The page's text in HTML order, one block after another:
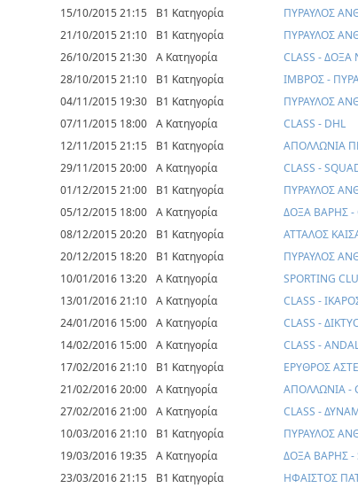
15/10/2015 21:15
Β1 Κατηγορία ΠΥΡΑΥΛΟΣ
21/10/2015 21:10
Β1 Κατηγορία ΠΥΡΑΥΛΟΣ
26/10/2015 21:30 Α Κατηγορία CLASS -
28/10/2015 21:10
Β1 Κατηγορία ΙΜΒΡΟΣ -
04/11/2015 19:30
Β1 Κατηγορία ΠΥΡΑΥΛΟΣ
07/11/2015 18:00 Α Κατηγορία CLASS - DHL
12/11/2015 21:15
Β1 Κατηγορία ΑΠΟΛΛΩΝΙΑ
29/11/2015 20:00 Α Κατηγορία CLASS -
01/12/2015 21:00
Β1 Κατηγορία ΠΥΡΑΥΛΟΣ
05/12/2015 18:00 Α Κατηγορία ΔΟΞΑ ΒΑΡΗΣ -
08/12/2015 20:20
Β1 Κατηγορία ΑΤΤΑΛΟΣ
20/12/2015 18:20
Β1 Κατηγορία ΠΥΡΑΥΛΟΣ
10/01/2016 13:20 Α Κατηγορία SPORTING
13/01/2016 21:10 Α Κατηγορία CLASS -
24/01/2016 15:00 Α Κατηγορία CLASS -
14/02/2016 15:00 Α Κατηγορία CLASS -
17/02/2016 21:10
Β1 Κατηγορία ΕΡΥΘΡΟΣ
21/02/2016 20:00 Α Κατηγορία ΑΠΟΛΛΩΝΙΑ -
27/02/2016 21:00 Α Κατηγορία CLASS -
10/03/2016 21:10
Β1 Κατηγορία ΠΥΡΑΥΛΟΣ
19/03/2016 19:35 Α Κατηγορία ΔΟΞΑ ΒΑΡΗΣ -
23/03/2016 21:15
Β1 Κατηγορία ΗΦΑΙΣΤΟΣ